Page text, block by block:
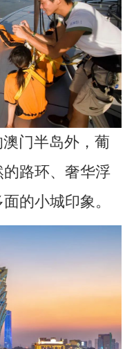
门半岛外，葡
路环、奢华浮
的小城印象。